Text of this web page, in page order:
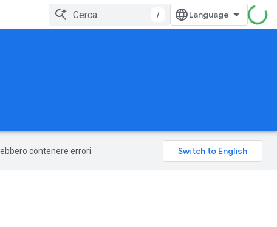
/
contenere errori.